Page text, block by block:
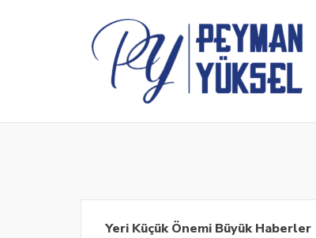
Yeri Küçük Önemi Büyük Haberler